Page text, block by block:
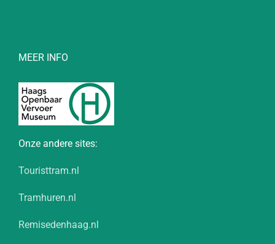
MEER INFO
Onze andere sites:
Touristtram.nl
Tramhuren.nl
Remisedenhaag.nl